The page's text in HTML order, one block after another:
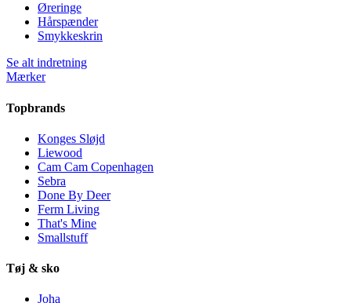
Øreringe
Hårspænder
Smykkeskrin
Se alt indretning
Mærker
Topbrands
Konges Sløjd
Liewood
Cam Cam Copenhagen
Sebra
Done By Deer
Ferm Living
That's Mine
Smallstuff
Tøj & sko
Joha